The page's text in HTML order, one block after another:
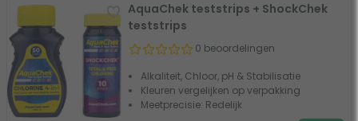
AquaChek teststrips + ShockChek
teststrips
0 beoordelingen
Alkaliteit, Chloor, pH & Stabilisatie
Kleuren vergelijken op verpakking
Meetprecisie: Redelijk